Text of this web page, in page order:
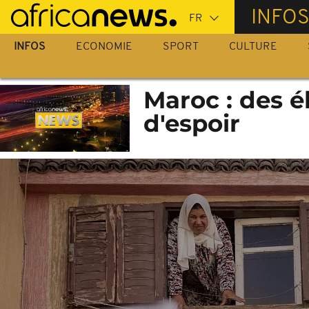
Passer
au
contenu
INFOS
INFOS ECONOMIE SPORT CULTURE
Maroc : des
d'espoir